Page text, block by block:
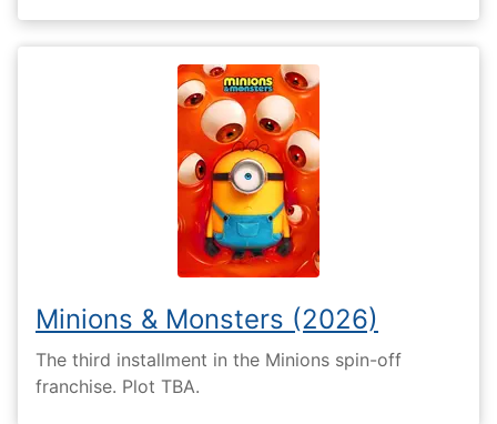
Minions & Monsters (2026)
The third installment in the Minions spin-off
franchise. Plot TBA.